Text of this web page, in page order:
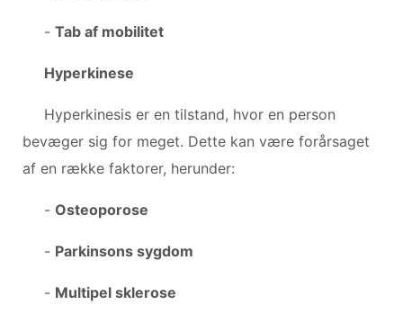
- Tab af mobilitet
Hyperkinese
Hyperkinesis er en tilstand, hvor en person
bevæger sig for meget. Dette kan være forårsaget
af en række faktorer, herunder:
- Osteoporose
- Parkinsons sygdom
- Multipel sklerose